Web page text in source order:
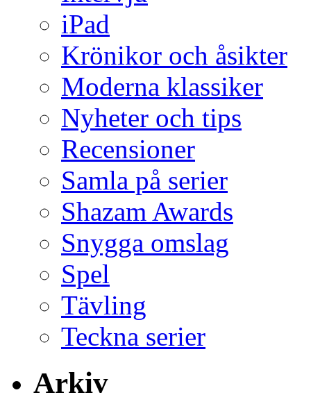
iPad
Krönikor och åsikter
Moderna klassiker
Nyheter och tips
Recensioner
Samla på serier
Shazam Awards
Snygga omslag
Spel
Tävling
Teckna serier
Arkiv